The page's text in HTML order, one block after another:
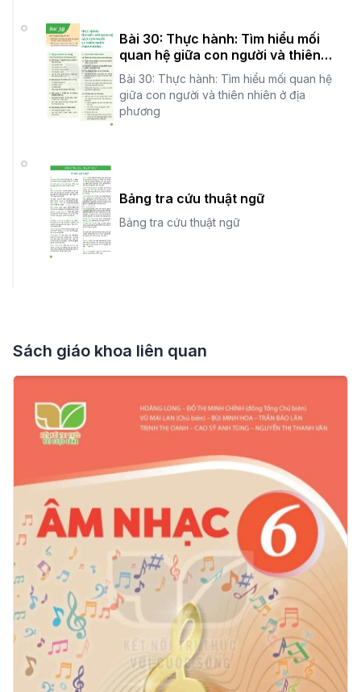
Bài 30: Thực hành: Tìm hiểu mối
quan hệ giữa con người và thiên
nhiên ở địa phương
Bài 30: Thực hành: Tìm hiểu mối quan hệ
giữa con người và thiên nhiên ở địa
phương
Bảng tra cứu thuật ngữ
Bảng tra cứu thuật ngữ
Sách giáo khoa liên quan